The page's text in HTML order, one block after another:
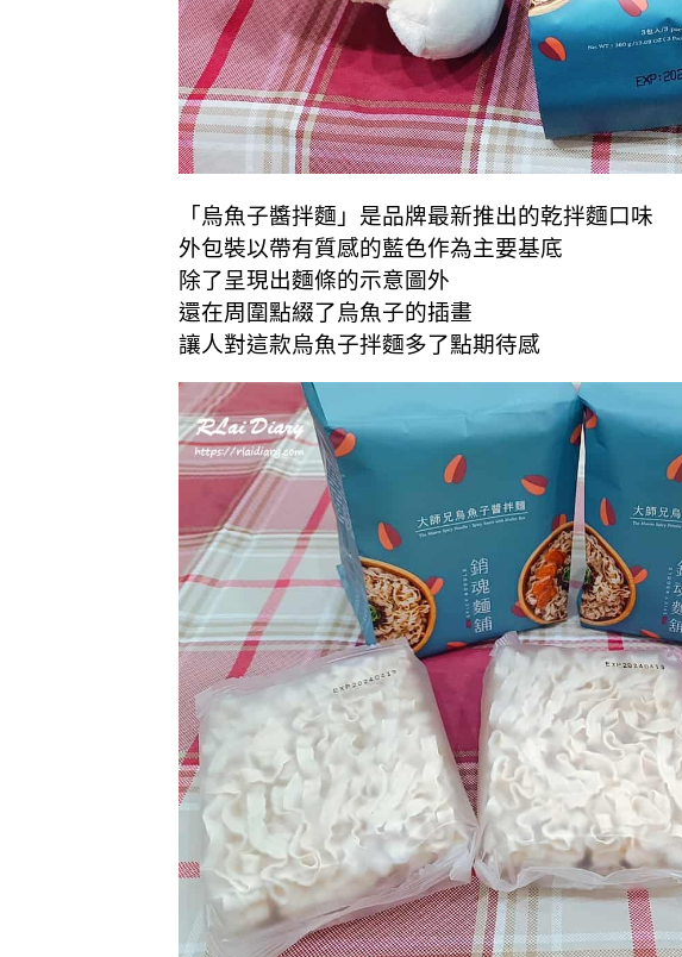
「烏魚子醬拌麵」是品牌最新推出的乾拌麵口味
外包裝以帶有質感的藍色作為主要基底
除了呈現出麵條的示意圖外
還在周圍點綴了烏魚子的插畫
讓人對這款烏魚子拌麵多了點期待感